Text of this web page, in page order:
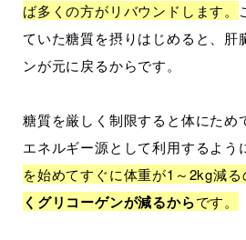
ば多くの方がリバウンドします。
ていた糖質を摂りはじめると、肝
ンが元に戻るからです。
糖質を厳しく制限すると体にため
エネルギー源として利用するよう
を始めてすぐに体重が1～2kg減
くグリコーゲンが減るからです。